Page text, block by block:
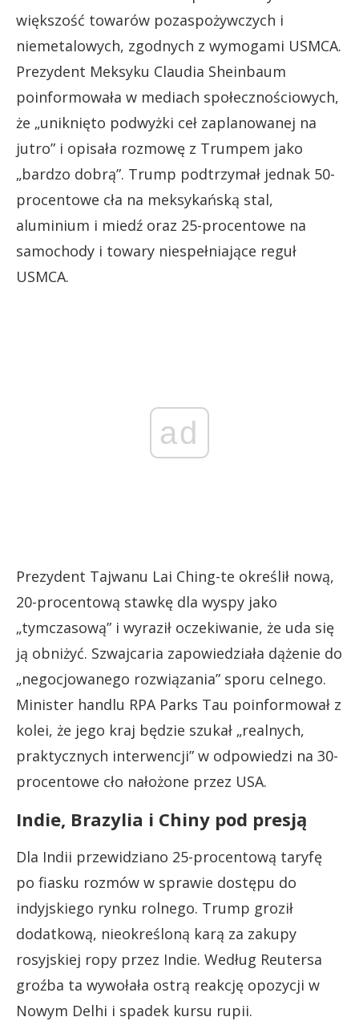
większość towarów pozaspożywczych i
niemetalowych, zgodnych z wymogami USMCA.
Prezydent Meksyku Claudia Sheinbaum
poinformowała w mediach społecznościowych,
że „uniknięto podwyżki ceł zaplanowanej na
jutro” i opisała rozmowę z Trumpem jako
„bardzo dobrą”. Trump podtrzymał jednak 50-
procentowe cła na meksykańską stal,
aluminium i miedź oraz 25-procentowe na
samochody i towary niespełniające reguł
USMCA.
ad
Prezydent Tajwanu Lai Ching-te określił nową,
20-procentową stawkę dla wyspy jako
„tymczasową” i wyraził oczekiwanie, że uda się
ją obniżyć. Szwajcaria zapowiedziała dążenie do
„negocjowanego rozwiązania” sporu celnego.
Minister handlu RPA Parks Tau poinformował z
kolei, że jego kraj będzie szukał „realnych,
praktycznych interwencji” w odpowiedzi na 30-
procentowe cło nałożone przez USA.
Indie, Brazylia i Chiny pod presją
Dla Indii przewidziano 25-procentową taryfę
po fiasku rozmów w sprawie dostępu do
indyjskiego rynku rolnego. Trump groził
dodatkową, nieokreśloną karą za zakupy
rosyjskiej ropy przez Indie. Według Reutersa
groźba ta wywołała ostrą reakcję opozycji w
Nowym Delhi i spadek kursu rupii.